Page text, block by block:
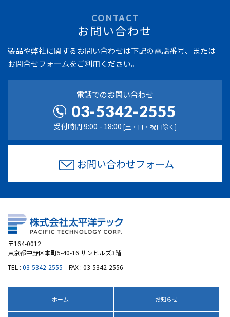
CONTACT
お問い合わせ
製品や弊社に関するお問い合わせは下記の電話番号、または
お問合せフォームをご利用ください。
電話でのお問い合わせ
03-5342-2555
受付時間 9:00 - 18:00 [土・日・祝日除く]
お問い合わせフォーム
〒164-0012
東京都中野区本町5-40-16 サンヒルズ3階
TEL : 03-5342-2555 FAX : 03-5342-2556
ホーム お知らせ